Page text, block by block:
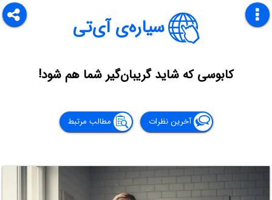
سیاره‌ی آی‌تی
کابوسی که شاید گریبان‌گیر شما هم شود!
آخرین نظرات مطالب مرتبط